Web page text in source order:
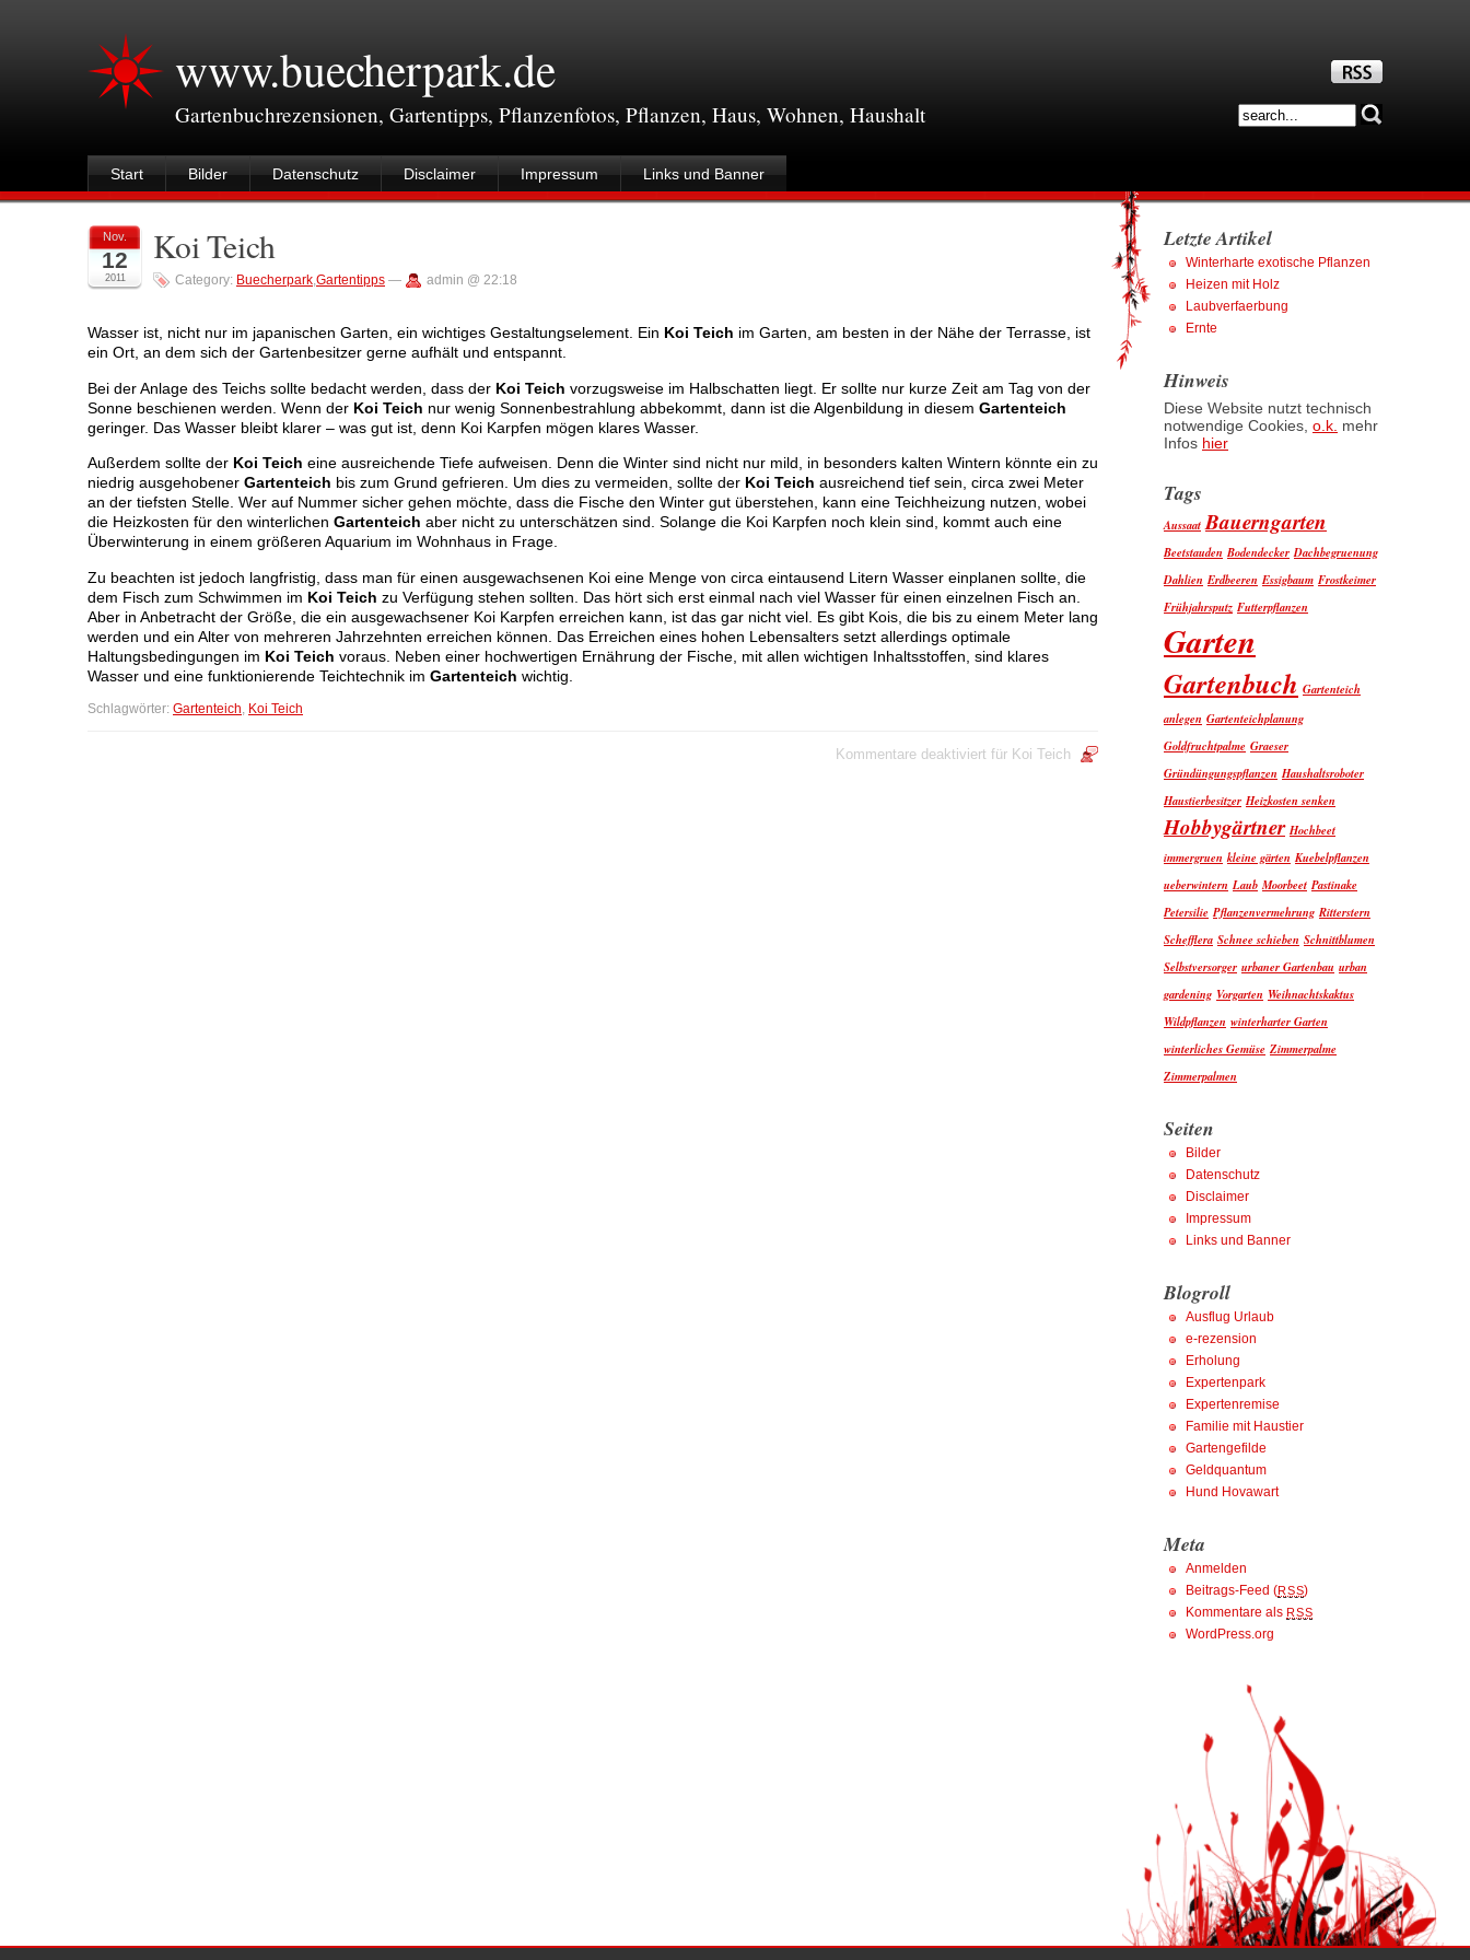
www.buecherpark.de
Gartenbuchrezensionen, Gartentipps, Pflanzenfotos, Pflanzen, Haus, Wohnen, Haushalt
Start Bilder Datenschutz Disclaimer Impressum Links und Banner
Nov.
12
2011
Koi Teich
Category: Buecherpark,Gartentipps — admin @ 22:18
Wasser ist, nicht nur im japanischen Garten, ein wichtiges Gestaltungselement. Ein Koi Teich im Garten, am besten in der Nähe der Terrasse, ist
ein Ort, an dem sich der Gartenbesitzer gerne aufhält und entspannt.
Bei der Anlage des Teichs sollte bedacht werden, dass der Koi Teich vorzugsweise im Halbschatten liegt. Er sollte nur kurze Zeit am Tag von der
Sonne beschienen werden. Wenn der Koi Teich nur wenig Sonnenbestrahlung abbekommt, dann ist die Algenbildung in diesem Gartenteich
geringer. Das Wasser bleibt klarer – was gut ist, denn Koi Karpfen mögen klares Wasser.
Außerdem sollte der Koi Teich eine ausreichende Tiefe aufweisen. Denn die Winter sind nicht nur mild, in besonders kalten Wintern könnte ein zu
niedrig ausgehobener Gartenteich bis zum Grund gefrieren. Um dies zu vermeiden, sollte der Koi Teich ausreichend tief sein, circa zwei Meter
an der tiefsten Stelle. Wer auf Nummer sicher gehen möchte, dass die Fische den Winter gut überstehen, kann eine Teichheizung nutzen, wobei
die Heizkosten für den winterlichen Gartenteich aber nicht zu unterschätzen sind. Solange die Koi Karpfen noch klein sind, kommt auch eine
Überwinterung in einem größeren Aquarium im Wohnhaus in Frage.
Zu beachten ist jedoch langfristig, dass man für einen ausgewachsenen Koi eine Menge von circa eintausend Litern Wasser einplanen sollte, die
dem Fisch zum Schwimmen im Koi Teich zu Verfügung stehen sollten. Das hört sich erst einmal nach viel Wasser für einen einzelnen Fisch an.
Aber in Anbetracht der Größe, die ein ausgewachsener Koi Karpfen erreichen kann, ist das gar nicht viel. Es gibt Kois, die bis zu einem Meter lang
werden und ein Alter von mehreren Jahrzehnten erreichen können. Das Erreichen eines hohen Lebensalters setzt allerdings optimale
Haltungsbedingungen im Koi Teich voraus. Neben einer hochwertigen Ernährung der Fische, mit allen wichtigen Inhaltsstoffen, sind klares
Wasser und eine funktionierende Teichtechnik im Gartenteich wichtig.
Schlagwörter: Gartenteich, Koi Teich
Kommentare deaktiviert für Koi Teich
Letzte Artikel
Winterharte exotische Pflanzen
Heizen mit Holz
Laubverfaerbung
Ernte
Hinweis
Diese Website nutzt technisch
notwendige Cookies, o.k. mehr
Infos hier
Tags
Aussaat Bauerngarten
Beetstauden Bodendecker Dachbegruenung
Dahlien Erdbeeren Essigbaum Frostkeimer
Frühjahrsputz Futterpflanzen
Garten
Gartenbuch Gartenteich
anlegen Gartenteichplanung
Goldfruchtpalme Graeser
Gründüngungspflanzen Haushaltsroboter
Haustierbesitzer Heizkosten senken
Hobbygärtner Hochbeet
immergruen kleine gärten Kuebelpflanzen
ueberwintern Laub Moorbeet Pastinake
Petersilie Pflanzenvermehrung Ritterstern
Schefflera Schnee schieben Schnittblumen
Selbstversorger urbaner Gartenbau urban
gardening Vorgarten Weihnachtskaktus
Wildpflanzen winterharter Garten
winterliches Gemüse Zimmerpalme
Zimmerpalmen
Seiten
Bilder
Datenschutz
Disclaimer
Impressum
Links und Banner
Blogroll
Ausflug Urlaub
e-rezension
Erholung
Expertenpark
Expertenremise
Familie mit Haustier
Gartengefilde
Geldquantum
Hund Hovawart
Meta
Anmelden
Beitrags-Feed (RSS)
Kommentare als RSS
WordPress.org